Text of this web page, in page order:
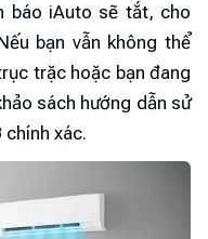
báo iAuto sẽ tắt, cho
bạn vẫn không thể
trặc hoặc bạn đang
sách hướng dẫn sử
xác.